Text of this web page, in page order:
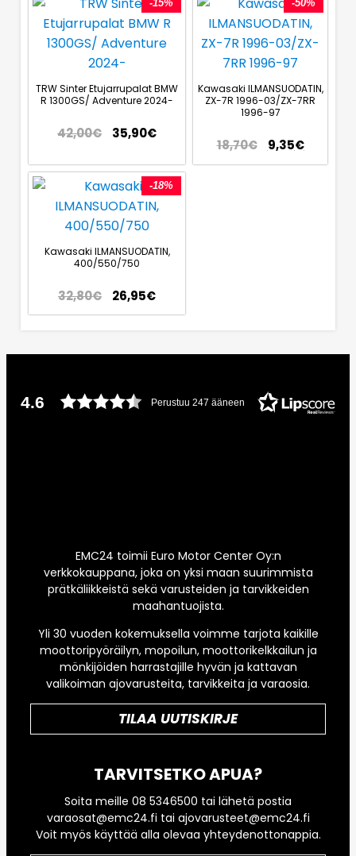
-15%
TRW Sinter Etujarrupalat BMW
R 1300GS/ Adventure 2024-
42,00€ 35,90€
-50%
Kawasaki ILMANSUODATIN,
ZX-7R 1996-03/ZX-7RR
1996-97
18,70€ 9,35€
-18%
Kawasaki ILMANSUODATIN,
400/550/750
32,80€ 26,95€
4.6 Perustuu 247 ääneen
EMC24 toimii Euro Motor Center Oy:n
verkkokauppana, joka on yksi maan suurimmista
prätkäliikkeistä sekä varusteiden ja tarvikkeiden
maahantuojista.
Yli 30 vuoden kokemuksella voimme tarjota kaikille
moottoripyöräilyn, mopoilun, moottorikelkkailun ja
mönkijöiden harrastajille hyvän ja kattavan
valikoiman ajovarusteita, tarvikkeita ja varaosia.
TILAA UUTISKIRJE
TARVITSETKO APUA?
Soita meille 08 5346500 tai lähetä postia
varaosat@emc24.fi tai ajovarusteet@emc24.fi
Voit myös käyttää alla olevaa yhteydenottonappia.